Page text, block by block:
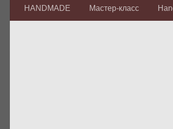
HANDMADE Мастер-класс